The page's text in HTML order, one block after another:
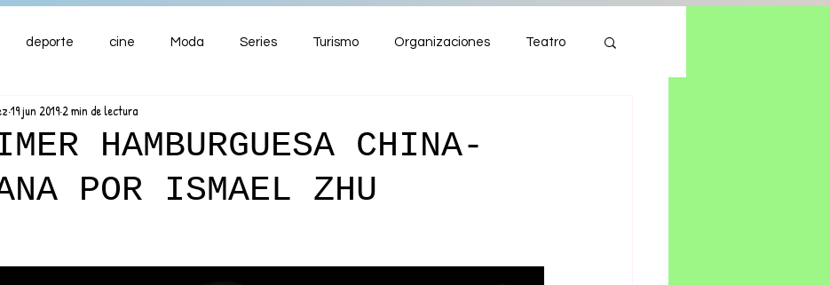
deporte cine Moda Series Turismo Organizaciones Teatro
ENTRETENIMIENTO
Finanzas
HAMBURGUESA CHINA-
POR ISMAEL ZHU
19 jun 2019 2 min de lectura